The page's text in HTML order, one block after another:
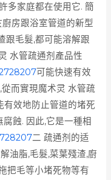
多家庭都在使用它. 簡
房跟浴室管道的新型
跟毛髮,都可能溶解跟
水管疏通剂產品性
可能快速有效
而實現魔术灵 水管疏
有效地防止管道的堵死
蝕. 因此,它是一種相
二 疏通剂的适
油脂,毛髮,菜葉殘渣,廚
把毛等小堵死物等有